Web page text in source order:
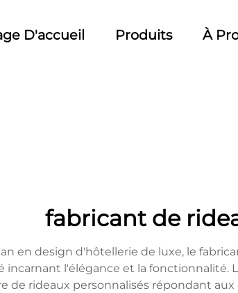
D'accueil Produits À
fabricant de
en design d'hôtellerie de luxe, le
incarnant l'élégance et la fonctionnalité.
de rideaux personnalisés répondant